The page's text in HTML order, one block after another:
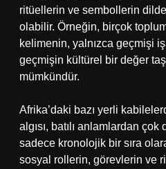
ritüellerin ve sembollerin
olabilir. Örneğin, birçok
kelimenin, yalnızca geçmişi
geçmişin kültürel bir değer
mümkündür.
Afrika’daki bazı yerli
algısı, batılı anlamlardan çok
sadece kronolojik bir sıra
sosyal rollerin, görevlerin ve